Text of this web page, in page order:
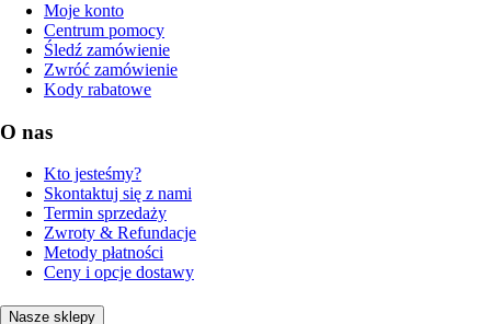
Moje konto
Centrum pomocy
Śledź zamówienie
Zwróć zamówienie
Kody rabatowe
O nas
Kto jesteśmy?
Skontaktuj się z nami
Termin sprzedaży
Zwroty & Refundacje
Metody płatności
Ceny i opcje dostawy
Nasze sklepy